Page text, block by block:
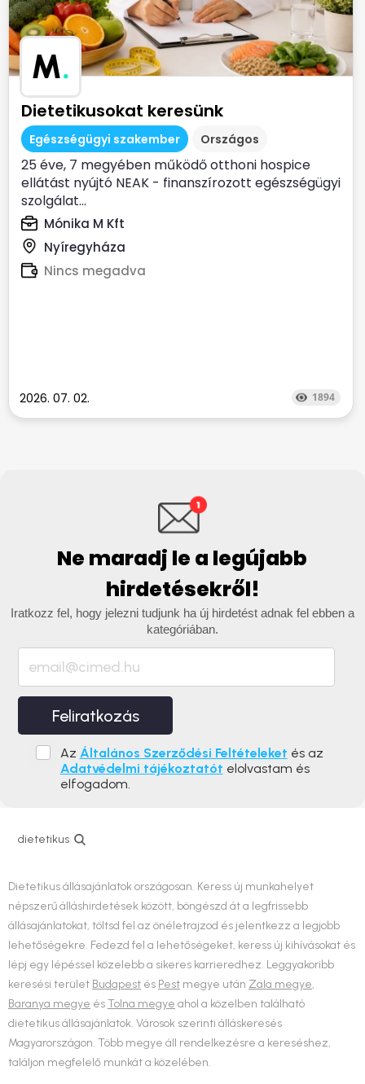
M.
Dietetikusokat keresünk
Egészségügyi szakember Országos
25 éve, 7 megyében működő otthoni hospice
ellátást nyújtó NEAK - finanszírozott egészségügyi
szolgálat...
Mónika M Kft
Nyíregyháza
Nincs megadva
2026. 07. 02. 1894
Ne maradj le a legújabb
hirdetésekről!
Iratkozz fel, hogy jelezni tudjunk ha új hirdetést adnak fel ebben a
kategóriában.
Feliratkozás
Az Általános Szerződési Feltételeket és az
Adatvédelmi tájékoztatót elolvastam és
elfogadom.
dietetikus
Dietetikus állásajánlatok országosan. Keress új munkahelyet
népszerű álláshirdetések között, böngészd át a legfrissebb
állásajánlatokat, töltsd fel az önéletrajzod és jelentkezz a legjobb
lehetőségekre. Fedezd fel a lehetőségeket, keress új kihívásokat és
lépj egy lépéssel közelebb a sikeres karrieredhez. Leggyakoribb
keresési terület Budapest és Pest megye után Zala megye,
Baranya megye ésTolna megye ahol a közelben található
dietetikus állásajánlatok. Városok szerinti álláskeresés
Magyarországon. Több megye áll rendelkezésre a kereséshez,
találjon megfelelő munkát a közelében.